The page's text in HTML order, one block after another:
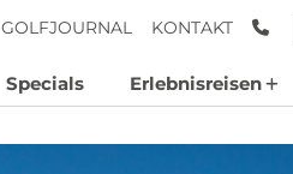
GOLFJOURNAL KONTAKT
Specials Erlebnisreisen